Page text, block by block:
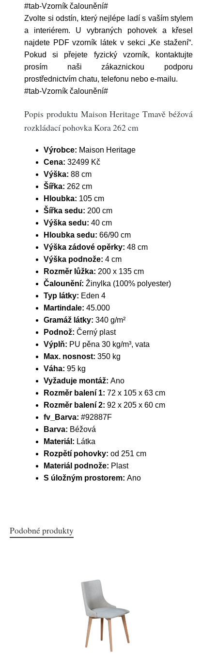
#tab-Vzorník čalounění#
Zvolte si odstín, který nejlépe ladí s vaším stylem
a interiérem. U vybraných pohovek a křesel
najdete PDF vzorník látek v sekci „Ke stažení“.
Pokud si přejete fyzický vzorník, kontaktujte
prosím naši zákaznickou podporu
prostřednictvím chatu, telefonu nebo e-mailu.
#tab-Vzorník čalounění#
Popis produktu Maison Heritage Tmavě béžová
rozkládací pohovka Kora 262 cm
Výrobce: Maison Heritage
Cena: 32499 Kč
Výška: 88 cm
Šířka: 262 cm
Hloubka: 105 cm
Šířka sedu: 200 cm
Výška sedu: 40 cm
Hloubka sedu: 66/90 cm
Výška zádové opěrky: 48 cm
Výška podnože: 4 cm
Rozměr lůžka: 200 x 135 cm
Čalounění: Žinylka (100% polyester)
Typ látky: Eden 4
Martindale: 45.000
Gramáž látky: 340 g/m²
Podnož: Černý plast
Výplň: PU pěna 30 kg/m³, vata
Max. nosnost: 350 kg
Váha: 95 kg
Vyžaduje montáž: Ano
Rozměr balení 1: 72 x 105 x 63 cm
Rozměr balení 2: 92 x 205 x 60 cm
fv_Barva: #92887F
Barva: Béžová
Materiál: Látka
Rozpětí pohovky: od 251 cm
Materiál podnože: Plast
S úložným prostorem: Ano
Podobné produkty